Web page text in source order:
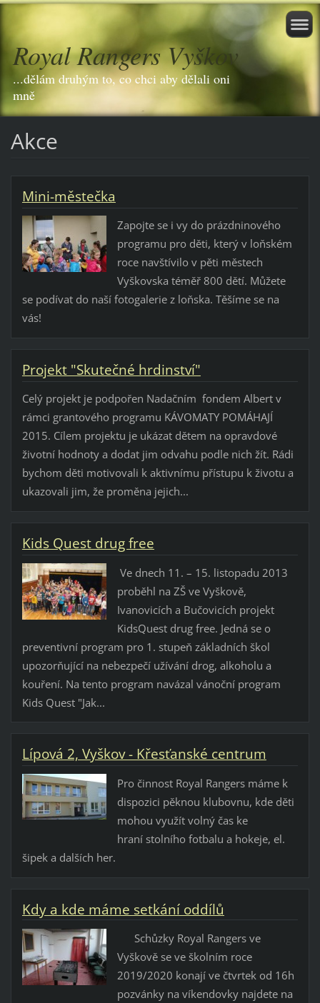
Royal Rangers Vyškov
...dělám druhým to, co chci aby dělali oni
mně
Akce
Mini-městečka
Zapojte se i vy do prázdninového
programu pro děti, který v loňském
roce navštívilo v pěti městech
Vyškovska téměř 800 dětí. Můžete
se podívat do naší fotogalerie z loňska. Těšíme se na
vás!
Projekt "Skutečné hrdinství"
Celý projekt je podpořen Nadačním fondem Albert v
rámci grantového programu KÁVOMATY POMÁHAJÍ
2015. Cílem projektu je ukázat dětem na opravdové
životní hodnoty a dodat jim odvahu podle nich žít. Rádi
bychom děti motivovali k aktivnímu přístupu k životu a
ukazovali jim, že proměna jejich...
Kids Quest drug free
Ve dnech 11. – 15. listopadu 2013
proběhl na ZŠ ve Vyškově,
Ivanovicích a Bučovicích projekt
KidsQuest drug free. Jedná se o
preventivní program pro 1. stupeň základních škol
upozorňující na nebezpečí užívání drog, alkoholu a
kouření. Na tento program navázal vánoční program
Kids Quest "Jak...
Lípová 2, Vyškov - Křesťanské centrum
Pro činnost Royal Rangers máme k
dispozici pěknou klubovnu, kde děti
mohou využít volný čas ke
hraní stolního fotbalu a hokeje, el.
šipek a dalších her.
Kdy a kde máme setkání oddílů
Schůzky Royal Rangers ve
Vyškově se ve školním roce
2019/2020 konají ve čtvrtek od 16h
pozvánky na víkendovky najdete na